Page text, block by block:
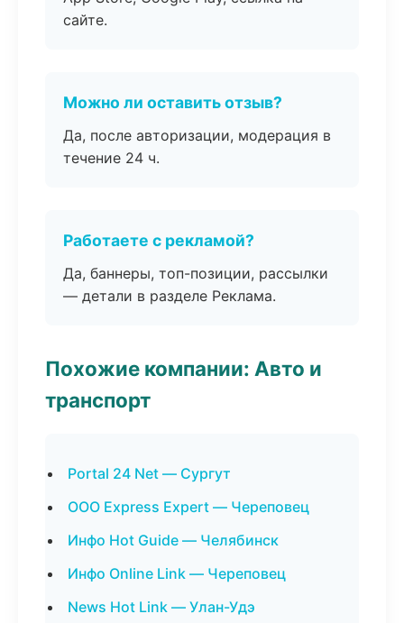
сайте.
Можно ли оставить отзыв?
Да, после авторизации, модерация в
течение 24 ч.
Работаете с рекламой?
Да, баннеры, топ-позиции, рассылки
— детали в разделе Реклама.
Похожие компании: Авто и
транспорт
Portal 24 Net — Сургут
ООО Express Expert — Череповец
Инфо Hot Guide — Челябинск
Инфо Online Link — Череповец
News Hot Link — Улан-Удэ